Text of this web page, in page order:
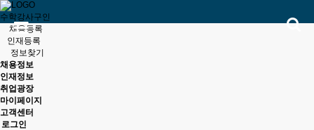
수학강사구인
채용등록
인재등록
정보찾기
채용정보
인재정보
취업광장
마이페이지
고객센터
로그인